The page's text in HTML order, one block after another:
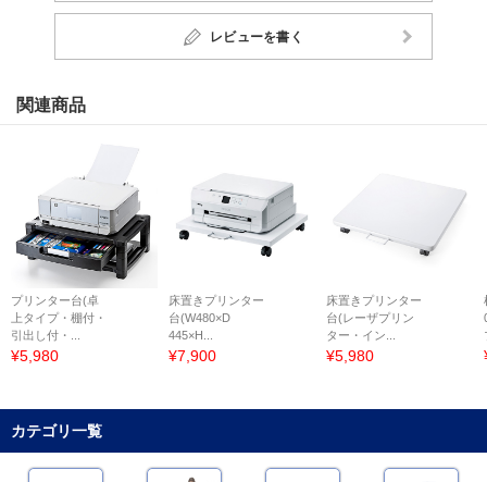
レビューを書く
関連商品
プリンター台(卓
上タイプ・棚付・
引出し付・...
¥5,980
床置きプリンター
台(W480×D
445×H...
¥7,900
床置きプリンター
台(レーザプリン
ター・イン...
¥5,980
カテゴリ一覧